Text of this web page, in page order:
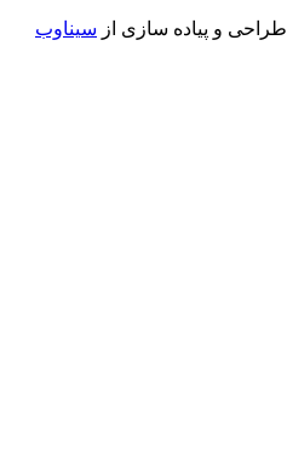
طراحی و پیاده سازی از سیناوب